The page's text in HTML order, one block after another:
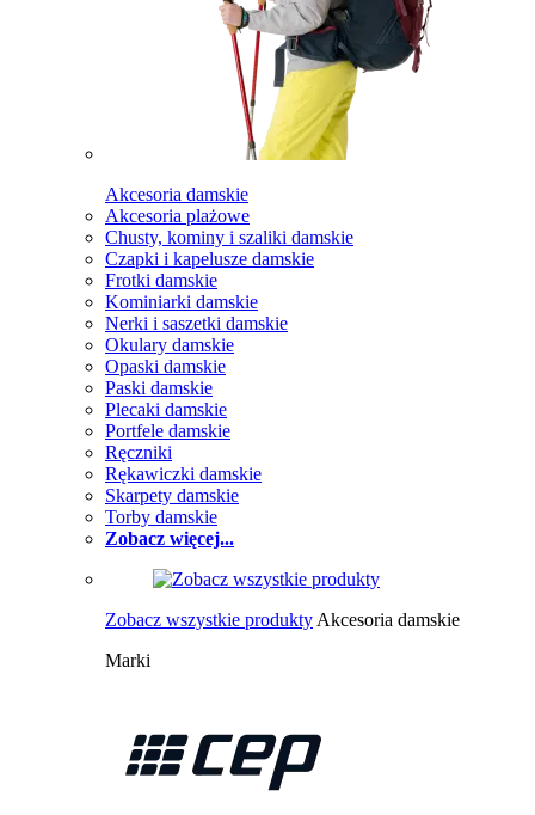
Akcesoria damskie
Akcesoria plażowe
Chusty, kominy i szaliki damskie
Czapki i kapelusze damskie
Frotki damskie
Kominiarki damskie
Nerki i saszetki damskie
Okulary damskie
Opaski damskie
Paski damskie
Plecaki damskie
Portfele damskie
Ręczniki
Rękawiczki damskie
Skarpety damskie
Torby damskie
Zobacz więcej...
Zobacz wszystkie produkty Akcesoria damskie
Marki